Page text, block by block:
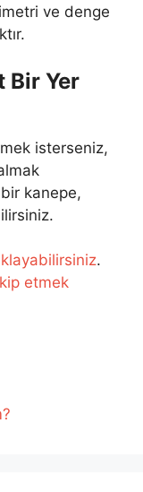
ve denge
Bir Yer
isterseniz,
kanepe,
.
etmek